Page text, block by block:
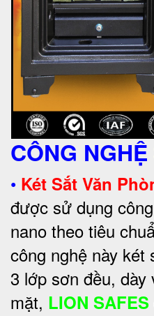
CÔNG
• Két Sắt Văn
được sử dụng
nano theo tiêu
công nghệ này
3 lớp sơn đều, dày
mặt, LION SAFES